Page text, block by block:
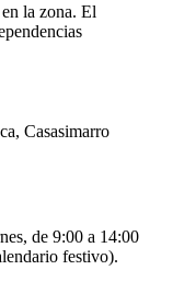
la zona. El
Casasimarro
de 9:00 a 14:00
festivo).